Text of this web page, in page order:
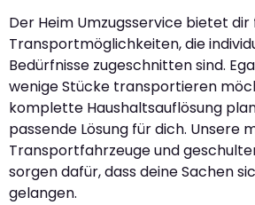
Der Heim Umzugsservice bietet dir
Transportmöglichkeiten, die
Bedürfnisse zugeschnitten sind.
wenige Stücke transportieren
komplette Haushaltsauflösung
passende Lösung für dich. Unsere
Transportfahrzeuge und
sorgen dafür, dass deine Sachen
gelangen.